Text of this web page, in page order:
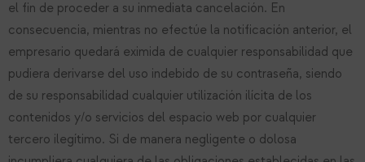
el fin de proceder a su inmediata cancelación. En
consecuencia, mientras no efectúe la notificación anterior, el
empresario quedará eximida de cualquier responsabilidad que
pudiera derivarse del uso indebido de su contraseña, siendo
de su responsabilidad cualquier utilización ilícita de los
contenidos y/o servicios del espacio web por cualquier
tercero ilegítimo. Si de manera negligente o dolosa